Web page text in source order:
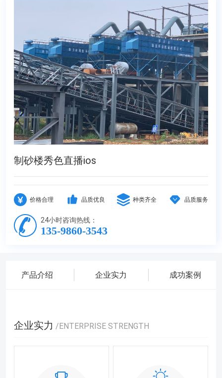
制砂楼秀色直播ios
价格合理 品质优良 种类齐全 品质服务
24小时咨询热线：
135-9860-3543
产品介绍 企业实力 成功案例
企业实力 /ENTERPRISE STRENGTH